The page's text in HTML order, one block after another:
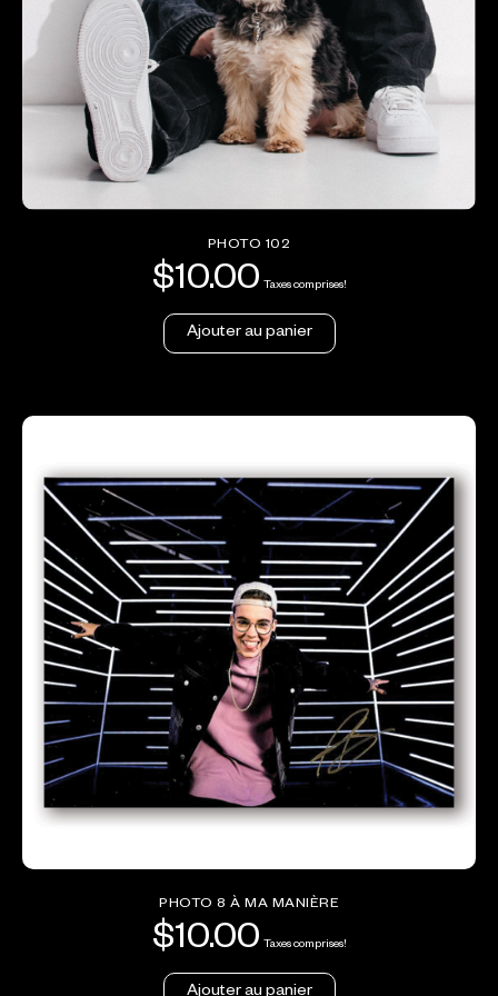
PHOTO 102
$10.00 Taxes comprises!
Ajouter au panier
PHOTO 8 À MA MANIÈRE
$10.00 Taxes comprises!